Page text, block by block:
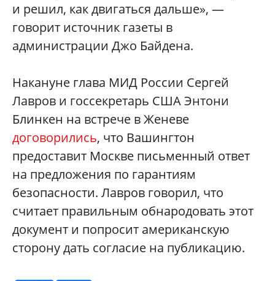
и решил, как двигаться дальше», —
говорит источник газеты в
администрации Джо Байдена.
Накануне глава МИД России Сергей
Лавров и госсекретарь США Энтони
Блинкен на встрече в Женеве
договорились, что Вашингтон
предоставит Москве письменный ответ
на предложения по гарантиям
безопасности. Лавров говорил, что
считает правильным обнародовать этот
документ и попросит американскую
сторону дать согласие на публикацию.